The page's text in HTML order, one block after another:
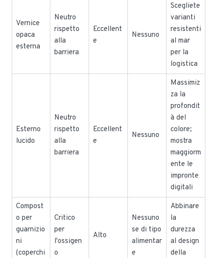
Vernice
opaca
esterna
Neutro
rispetto
alla
barriera
Eccellent
e
Nessuno
Scegliete
varianti
resistenti
al mar
per la
logistica
Esterno
lucido
Neutro
rispetto
alla
barriera
Eccellent
e
Nessuno
Massimiz
za la
profondit
à del
colore;
mostra
maggiorm
ente le
impronte
digitali
Compost
o per
guarnizio
ni
(coperchi
Critico
per
l'ossigen
o
Alto
Nessuno
se di tipo
alimentar
e
Abbinare
la
durezza
al design
della